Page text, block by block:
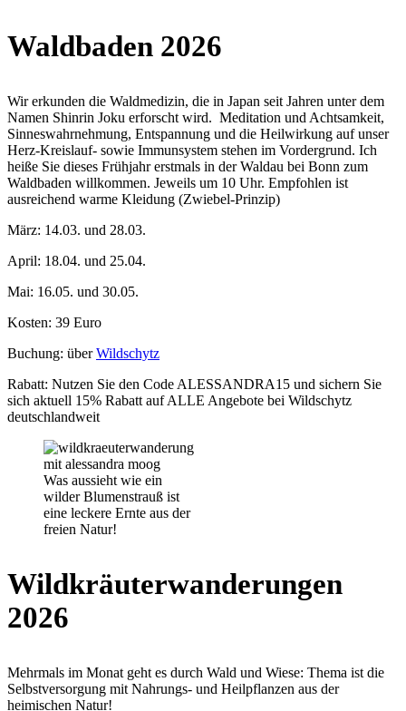
Waldbaden 2026
Wir erkunden die Waldmedizin, die in Japan seit Jahren unter dem
Namen Shinrin Joku erforscht wird. Meditation und Achtsamkeit,
Sinneswahrnehmung, Entspannung und die Heilwirkung auf unser
Herz-Kreislauf- sowie Immunsystem stehen im Vordergrund. Ich
heiße Sie dieses Frühjahr erstmals in der Waldau bei Bonn zum
Waldbaden willkommen. Jeweils um 10 Uhr. Empfohlen ist
ausreichend warme Kleidung (Zwiebel-Prinzip)
März: 14.03. und 28.03.
April: 18.04. und 25.04.
Mai: 16.05. und 30.05.
Kosten: 39 Euro
Buchung: überWildschytz
Rabatt: Nutzen Sie den Code ALESSANDRA15 und sichern Sie
sich aktuell 15% Rabatt auf ALLE Angebote bei Wildschytz
deutschlandweit
Was aussieht wie ein
wilder Blumenstrauß ist
eine leckere Ernte aus der
freien Natur!
Wildkräuterwanderungen
2026
Mehrmals im Monat geht es durch Wald und Wiese: Thema ist die
Selbstversorgung mit Nahrungs- und Heilpflanzen aus der
heimischen Natur!